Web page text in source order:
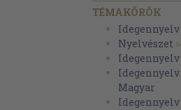
TÉMAKÖRÖK
Idegennyelv
Nyelvészet >
Idegennyelv
Idegennyelv
Magyar
Idegennyelv